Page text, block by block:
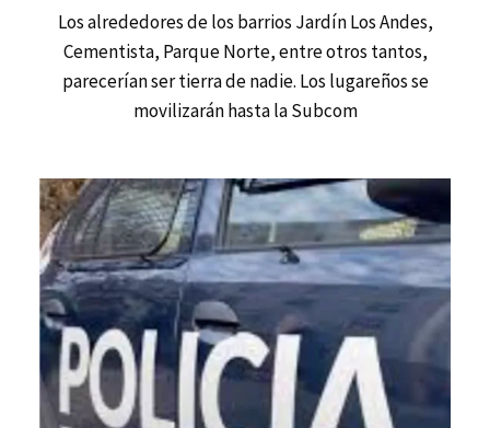
Los alrededores de los barrios Jardín Los Andes,
Cementista, Parque Norte, entre otros tantos,
parecerían ser tierra de nadie. Los lugareños se
movilizarán hasta la Subcom